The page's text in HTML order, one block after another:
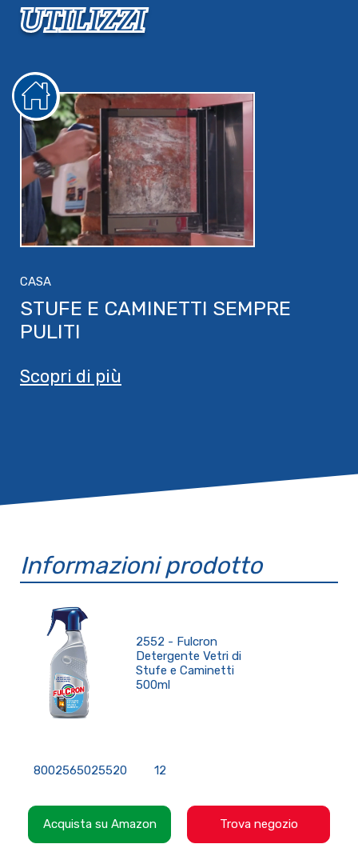
UTILIZZI
CASA
STUFE E CAMINETTI SEMPRE
PULITI
Scopri di più
Informazioni prodotto
2552 - Fulcron
Detergente Vetri di
Stufe e Caminetti
500ml
8002565025520 12
Acquista su Amazon Trova negozio